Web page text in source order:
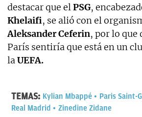
destacar que elPSG,
Khelaifi, se alió con el
Aleksander Ceferin, por lo que
París sentiría que está en un
laUEFA.
TEMAS: Kylian Mbappé
Paris Saint-
Real Madrid
Zinedine Zidane